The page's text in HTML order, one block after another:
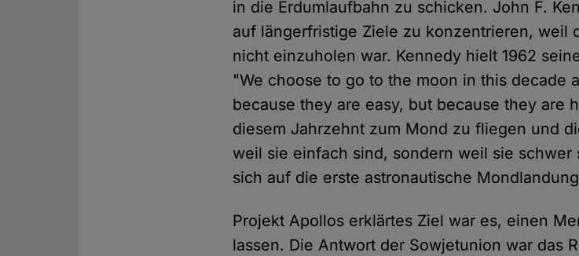
in die Erdumlaufbahn zu schicken. John F.
auf längerfristige Ziele zu konzentrieren, weil
nicht einzuholen war. Kennedy hielt 1962
"We choose to go to the moon in this decade
because they are easy, but because they are
diesem Jahrzehnt zum Mond zu fliegen und
weil sie einfach sind, sondern weil sie
sich auf die erste astronautische
Projekt Apollos erklärtes Ziel war es, einen
lassen. Die Antwort der Sowjetunion war das